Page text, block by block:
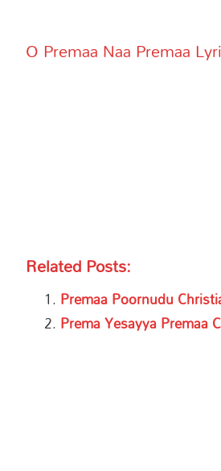
O Premaa Naa Premaa
Related Posts:
Premaa Poornudu
Prema Yesayya Premaa